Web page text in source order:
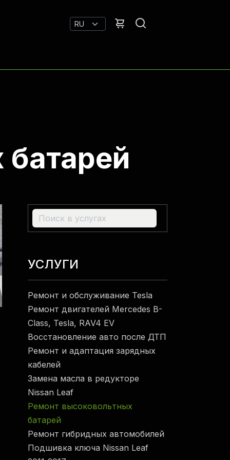
УСЛУГИ
Ремонт и обслуживание Tesla
Ремонт двигателей Mercedes B-
Class, Tesla, RAV4 EV
Восстановление авто после ДТП
Ремонт и адаптация зарядных
кабелей
Замена масла в редукторе
Nissan Leaf
Ремонт высоковольтных
батарей
Ремонт гибридных автомобилей
Подшивка ключа Nissan Leaf